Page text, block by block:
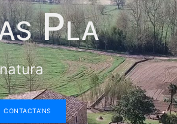
Pla
CONTACTA'NS